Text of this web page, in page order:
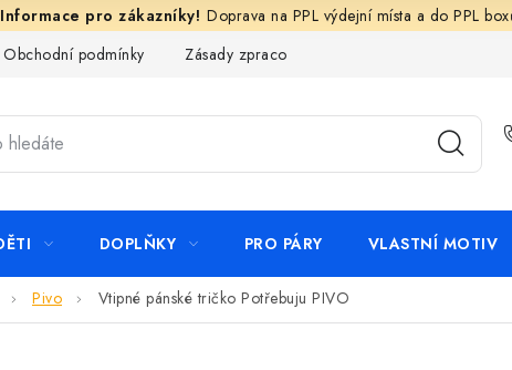
Doprava na PPL výdejní místa a do PPL
Obchodní podmínky Zásady zpracování ochrany osobních údajů
DOPLŇKY PRO PÁRY VLASTNÍ MOTIV
Pivo Vtipné pánské tričko Potřebuju PIVO